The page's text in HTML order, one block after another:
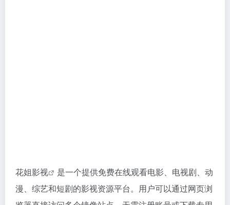
花姐影视
是一个提供免费在线观看电影、电视剧、动
漫、综艺和短剧的影视资源平台。用户可以通过网页浏